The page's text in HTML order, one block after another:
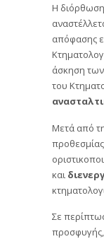
Η
απόφασης
άσκηση
του
Μετά από
και
Σε
προσφυγής,